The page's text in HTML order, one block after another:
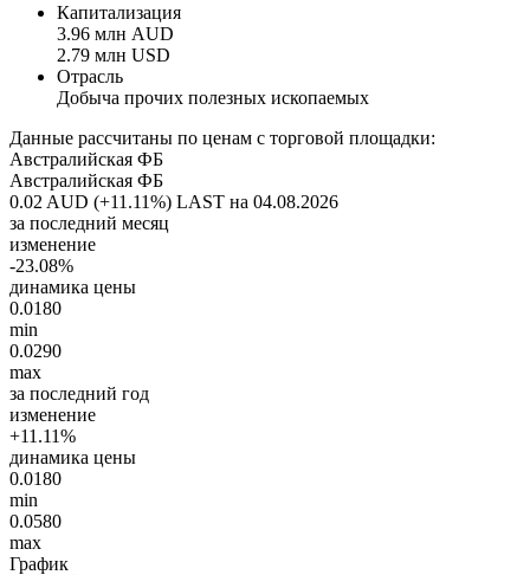
Капитализация
3.96 млн AUD
2.79 млн USD
Отрасль
Добыча прочих полезных ископаемых
Данные рассчитаны по ценам с торговой площадки:
Австралийская ФБ
Австралийская ФБ
0.02 AUD (+11.11%) LAST на 04.08.2026
за последний месяц
изменение
-23.08%
динамика цены
0.0180
min
0.0290
max
за последний год
изменение
+11.11%
динамика цены
0.0180
min
0.0580
max
График